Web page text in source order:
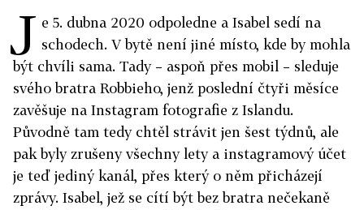
J e 5. dubna 2020 odpoledne a Isabel sedí na
schodech. V bytě není jiné místo, kde by mohla
být chvíli sama. Tady – aspoň přes mobil – sleduje
svého bratra Robbieho, jenž poslední čtyři měsíce
zavěšuje na Instagram fotografie z Islandu.
Původně tam tedy chtěl strávit jen šest týdnů, ale
pak byly zrušeny všechny lety a instagramový účet
je teď jediný kanál, přes který o něm přicházejí
zprávy. Isabel, jež se cítí být bez bratra nečekaně